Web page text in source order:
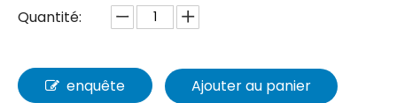
Quantité:
enquête Ajouter au panier